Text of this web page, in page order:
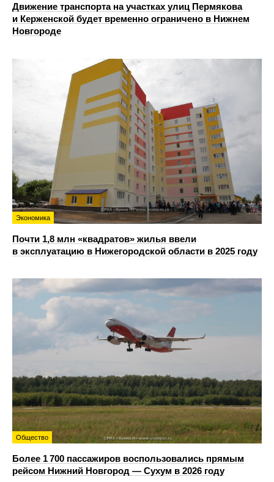
Движение транспорта на участках улиц Пермякова
и Керженской будет временно ограничено в Нижнем
Новгороде
Экономика
Почти 1,8 млн «квадратов» жилья ввели
в эксплуатацию в Нижегородской области в 2025 году
Общество
Более 1 700 пассажиров воспользовались прямым
рейсом Нижний Новгород — Сухум в 2026 году